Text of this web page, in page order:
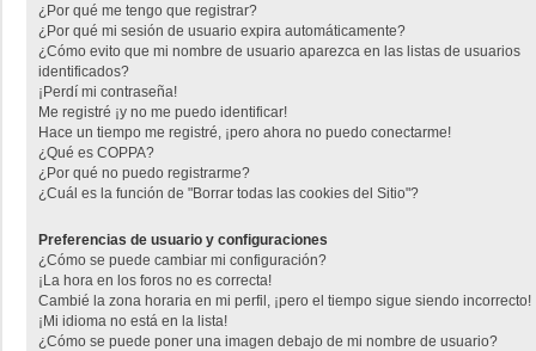
¿Por qué me tengo que registrar?
¿Por qué mi sesión de usuario expira automáticamente?
¿Cómo evito que mi nombre de usuario aparezca en las listas de usuarios
identificados?
¡Perdí mi contraseña!
Me registré ¡y no me puedo identificar!
Hace un tiempo me registré, ¡pero ahora no puedo conectarme!
¿Qué es COPPA?
¿Por qué no puedo registrarme?
¿Cuál es la función de "Borrar todas las cookies del Sitio"?
Preferencias de usuario y configuraciones
¿Cómo se puede cambiar mi configuración?
¡La hora en los foros no es correcta!
Cambié la zona horaria en mi perfil, ¡pero el tiempo sigue siendo incorrecto!
¡Mi idioma no está en la lista!
¿Cómo se puede poner una imagen debajo de mi nombre de usuario?